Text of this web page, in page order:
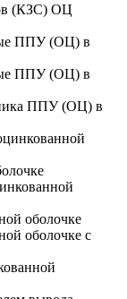
(КЗС) ОЦ
ППУ (ОЦ) в
ППУ (ОЦ) в
ППУ (ОЦ) в
оболочке
оболочке с